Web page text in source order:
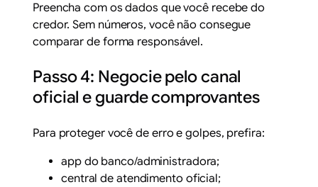
Preencha com os dados que você recebe do
credor. Sem números, você não consegue
comparar de forma responsável.
Passo 4: Negocie pelo canal
oficial e guarde comprovantes
Para proteger você de erro e golpes, prefira:
app do banco/administradora;
central de atendimento oficial;